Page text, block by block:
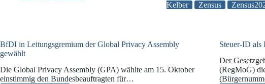
(BfDI)
des
Zensus
Kelber
Zensus
BfDI in Leitungsgremium der Global Privacy Assembly
gewählt
Die Global Privacy Assembly (GPA) wählte am 15. Oktober
einstimmig den Bundesbeauftragten für…
Steuer-ID als
Der
(RegMoG)